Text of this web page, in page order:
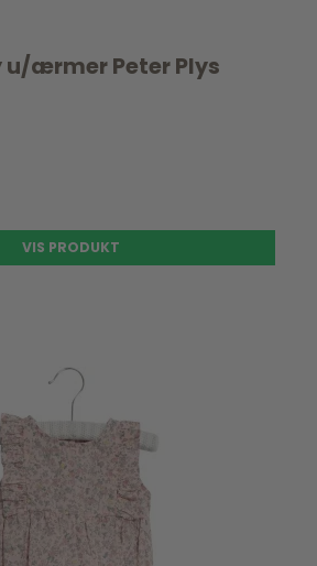
u/ærmer Peter Plys
VIS PRODUKT